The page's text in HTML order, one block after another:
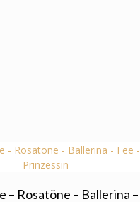
– Rosatöne – Ballerina –